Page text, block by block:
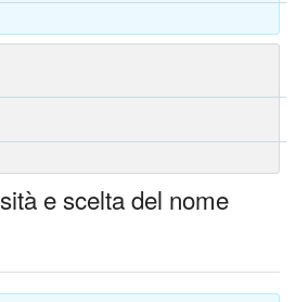
e scelta del nome